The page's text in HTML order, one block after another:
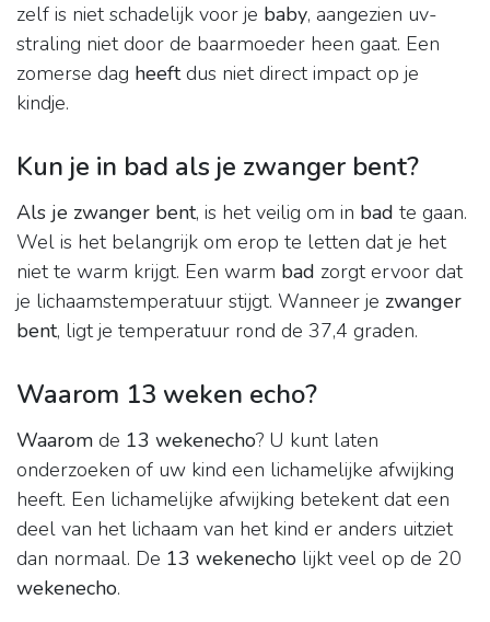
zelf is niet schadelijk voor je baby, aangezien uv-
straling niet door de baarmoeder heen gaat. Een
zomerse dag heeftdus niet direct impact op je
kindje.
Kun je in bad als je zwanger bent?
Als je zwanger bent, is het veilig om in bad te gaan.
Wel is het belangrijk om erop te letten dat je het
niet te warm krijgt. Een warm bad zorgt ervoor dat
je lichaamstemperatuur stijgt. Wanneer je zwanger
bent, ligt je temperatuur rond de 37,4 graden.
Waarom 13 weken echo?
Waarom de 13 wekenecho? U kunt laten
onderzoeken of uw kind een lichamelijke afwijking
heeft. Een lichamelijke afwijking betekent dat een
deel van het lichaam van het kind er anders uitziet
dan normaal. De 13 wekenecho lijkt veel op de 20
wekenecho.